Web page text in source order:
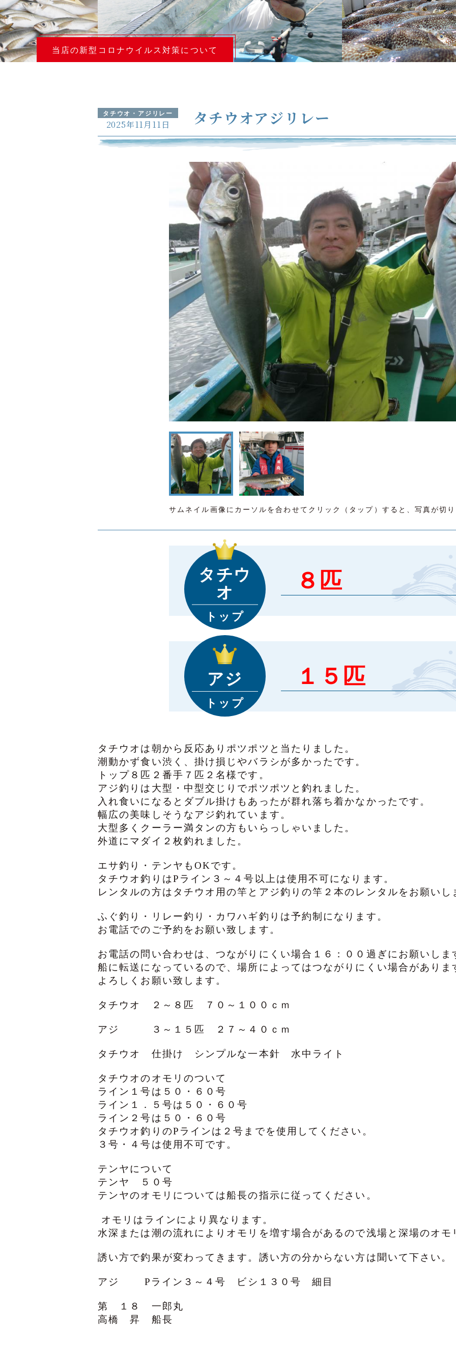
当店の新型コロナウイルス対策について
タチウオ・アジリレー
2025年11月11日 タチウオアジリレー
サムネイル画像にカーソルを合わせてクリック（タップ）すると、写真が切
タチウ
オ
トップ
８匹
アジ
トップ
１５匹
タチウオは朝から反応ありポツポツと当たりました。
潮動かず食い渋く、掛け損じやバラシが多かったです。
トップ８匹２番手７匹２名様です。
アジ釣りは大型・中型交じりでポツポツと釣れました。
入れ食いになるとダブル掛けもあったが群れ落ち着かなかったです。
幅広の美味しそうなアジ釣れています。
大型多くクーラー満タンの方もいらっしゃいました。
外道にマダイ２枚釣れました。
エサ釣り・テンヤもOKです。
タチウオ釣りはPライン３～４号以上は使用不可になります。
レンタルの方はタチウオ用の竿とアジ釣りの竿２本のレンタルをお願いし
ふぐ釣り・リレー釣り・カワハギ釣りは予約制になります。
お電話でのご予約をお願い致します。
お電話の問い合わせは、つながりにくい場合１６：００過ぎにお願いしま
船に転送になっているので、場所によってはつながりにくい場合がありま
よろしくお願い致します。
タチウオ ２～８匹 ７０～１００ｃｍ
アジ ３～１５匹 ２７～４０ｃｍ
タチウオ 仕掛け シンプルな一本針 水中ライト
タチウオのオモリのついて
ライン１号は５０・６０号
ライン１．５号は５０・６０号
ライン２号は５０・６０号
タチウオ釣りのPラインは２号までを使用してください。
３号・４号は使用不可です。
テンヤについて
テンヤ ５０号
テンヤのオモリについては船長の指示に従ってください。
オモリはラインにより異なります。
水深または潮の流れによりオモリを増す場合があるので浅場と深場のオ
誘い方で釣果が変わってきます。誘い方の分からない方は聞いて下さい。
アジ Pライン３～４号 ビシ１３０号 細目
第 １８ 一郎丸
高橋 昇 船長